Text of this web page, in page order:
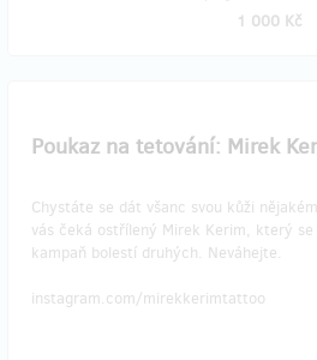
1 000 Kč
Poukaz na tetování: Mirek
Chystáte se dát všanc svou kůži
vás čeká ostřílený Mirek Kerim, který
kampaň bolestí druhých. Neváhejte.
instagram.com/mirekkerimtattoo